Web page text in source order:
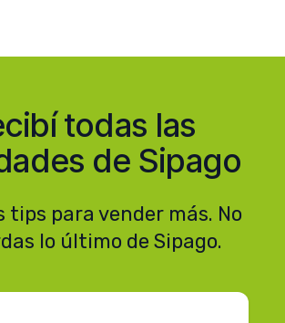
todas las
de Sipago
tips para vender más. No
lo último de Sipago.